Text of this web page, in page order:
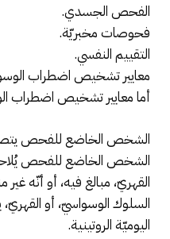
الفحص الجسدي.
فحوصات مخبريّة.
التقييم النفسي.
معايير تشخيص اضطراب
أما معايير تشخيص اضطراب
الشخص الخاضع للفحص
الشخص الخاضع للفحص
القهريّ، مبالغ فيه، أو أنّه
السلوك الوسواسيّ، أو
اليوميّة الروتينية.